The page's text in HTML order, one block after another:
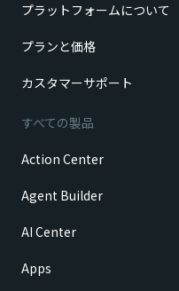
プラットフォームについて
プランと価格
カスタマーサポート
すべての製品
Action Center
Agent Builder
AI Center
Apps